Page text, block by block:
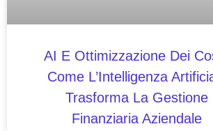
AI E Ottimizzazione Dei
Come L’Intelligenza
Trasforma La Gestione
Finanziaria Aziendale